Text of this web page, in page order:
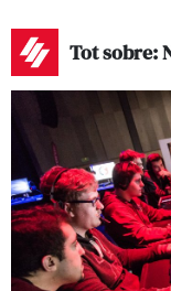
Tot sobre: